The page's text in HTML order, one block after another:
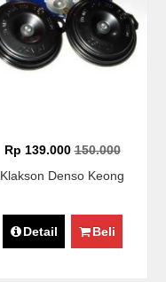
Rp 139.000150.000
Klakson Denso Keong
Detail Beli